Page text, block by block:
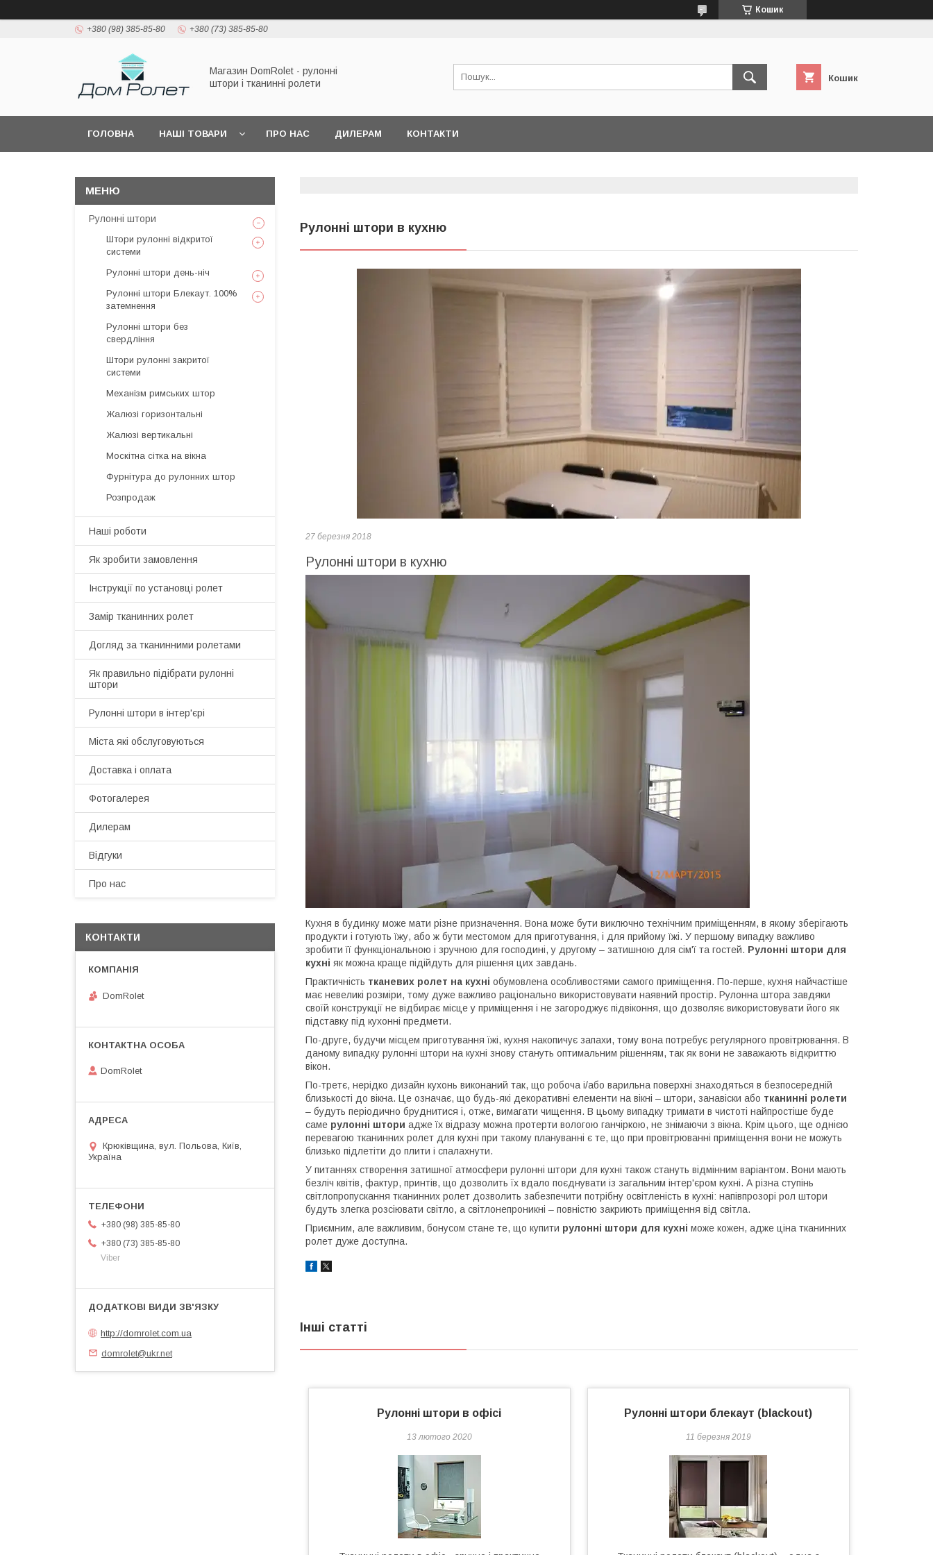
Кошик
+380 (98) 385-85-80 +380 (73) 385-85-80
Магазин DomRolet - рулонні
штори і тканинні ролети
Кошик
ГОЛОВНА НАШІ ТОВАРИ ПРО НАС ДИЛЕРАМ КОНТАКТИ
Рулонні штори в кухню
27 березня 2018
Рулонні штори в кухню
Кухня в будинку може мати різне призначення. Вона може бути виключно технічним приміщенням, в якому зберігають
продукти і готують їжу, або ж бути местомом для приготування, і для прийому їжі. У першому випадку важливо
зробити її функціональною і зручною для господині, у другому – затишною для сім'ї та гостей. Рулонні штори для
кухні як можна краще підійдуть для рішення цих завдань.
Практичність тканевих ролет на кухні обумовлена особливостями самого приміщення. По-перше, кухня найчастіше
має невеликі розміри, тому дуже важливо раціонально використовувати наявний простір. Рулонна штора завдяки
своїй конструкції не відбирає місце у приміщення і не загороджує підвіконня, що дозволяє використовувати його як
підставку під кухонні предмети.
По-друге, будучи місцем приготування їжі, кухня накопичує запахи, тому вона потребує регулярного провітрювання. В
даному випадку рулонні штори на кухні знову стануть оптимальним рішенням, так як вони не заважають відкриттю
вікон.
По-третє, нерідко дизайн кухонь виконаний так, що робоча і/або варильна поверхні знаходяться в безпосередній
близькості до вікна. Це означає, що будь-які декоративні елементи на вікні – штори, занавіски або тканинні ролети
– будуть періодично бруднитися і, отже, вимагати чищення. В цьому випадку тримати в чистоті найпростіше буде
саме рулонні штори адже їх відразу можна протерти вологою ганчіркою, не знімаючи з вікна. Крім цього, ще однією
перевагою тканинних ролет для кухні при такому плануванні є те, що при провітрюванні приміщення вони не можуть
близько підлетіти до плити і спалахнути.
У питаннях створення затишної атмосфери рулонні штори для кухні також стануть відмінним варіантом. Вони мають
безліч квітів, фактур, принтів, що дозволить їх вдало поєднувати із загальним інтер'єром кухні. А різна ступінь
світлопропускання тканинних ролет дозволить забезпечити потрібну освітленість в кухні: напівпрозорі рол штори
будуть злегка розсіювати світло, а світлонепроникні – повністю закриють приміщення від світла.
Приємним, але важливим, бонусом стане те, що купити рулонні штори для кухні може кожен, адже ціна тканинних
ролет дуже доступна.
Інші статті
Рулонні штори в офісі
13 лютого 2020
Рулонні штори блекаут (blackout)
11 березня 2019
Рулонні штори
Штори рулонні відкритої
системи
Рулонні штори день-ніч
Рулонні штори Блекаут. 100%
затемнення
Рулонні штори без
свердління
Штори рулонні закритої
системи
Механізм римських штор
Жалюзі горизонтальні
Жалюзі вертикальні
Москітна сітка на вікна
Фурнітура до рулонних штор
Розпродаж
Наші роботи
Як зробити замовлення
Інструкції по установці ролет
Замір тканинних ролет
Догляд за тканинними ролетами
Як правильно підібрати рулонні
штори
Рулонні штори в інтер'єрі
Міста які обслуговуються
Доставка і оплата
Фотогалерея
Дилерам
Відгуки
Про нас
КОНТАКТИ
DomRolet
DomRolet
Крюківщина, вул. Польова, Київ,
Україна
+380 (98) 385-85-80
+380 (73) 385-85-80
Viber
http://domrolet.com.ua
domrolet@ukr.net